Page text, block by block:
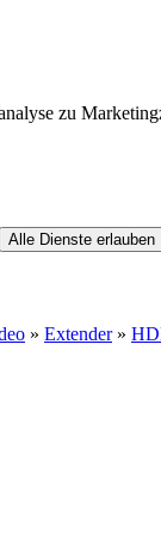
zu
Alle Dienste erlauben
» Extender»